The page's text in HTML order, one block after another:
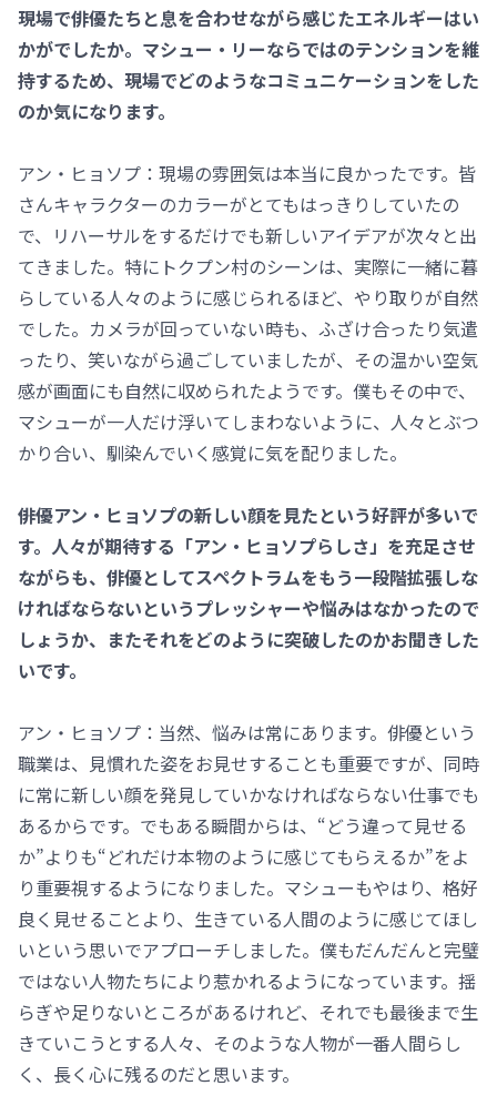
現場で俳優たちと息を合わせながら感じたエネルギーはい
かがでしたか。マシュー・リーならではのテンションを維
持するため、現場でどのようなコミュニケーションをした
のか気になります。
アン・ヒョソプ：現場の雰囲気は本当に良かったです。皆
さんキャラクターのカラーがとてもはっきりしていたの
で、リハーサルをするだけでも新しいアイデアが次々と出
てきました。特にトクプン村のシーンは、実際に一緒に暮
らしている人々のように感じられるほど、やり取りが自然
でした。カメラが回っていない時も、ふざけ合ったり気遣
ったり、笑いながら過ごしていましたが、その温かい空気
感が画面にも自然に収められたようです。僕もその中で、
マシューが一人だけ浮いてしまわないように、人々とぶつ
かり合い、馴染んでいく感覚に気を配りました。
――俳優アン・ヒョソプの新しい顔を見たという好評が多いで
す。人々が期待する「アン・ヒョソプらしさ」を充足させ
ながらも、俳優としてスペクトラムをもう一段階拡張しな
ければならないというプレッシャーや悩みはなかったので
しょうか、またそれをどのように突破したのかお聞きした
いです。
アン・ヒョソプ：当然、悩みは常にあります。俳優という
職業は、見慣れた姿をお見せすることも重要ですが、同時
に常に新しい顔を発見していかなければならない仕事でも
あるからです。でもある瞬間からは、“どう違って見せる
か”よりも“どれだけ本物のように感じてもらえるか”をよ
り重要視するようになりました。マシューもやはり、格好
良く見せることより、生きている人間のように感じてほし
いという思いでアプローチしました。僕もだんだんと完璧
ではない人物たちにより惹かれるようになっています。揺
らぎや足りないところがあるけれど、それでも最後まで生
きていこうとする人々、そのような人物が一番人間らし
く、長く心に残るのだと思います。